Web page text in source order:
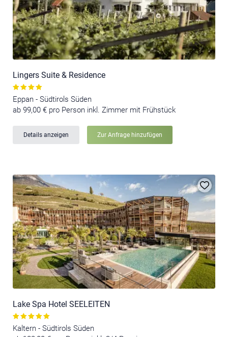
Lingers Suite & Residence
Eppan - Südtirols Süden
ab 99,00 € pro Person inkl. Zimmer mit Frühstück
Details anzeigen Zur Anfrage hinzufügen
Lake Spa Hotel SEELEITEN
Kaltern - Südtirols Süden